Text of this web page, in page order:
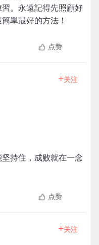
。永遠記得先照顧好
單最好的方法！
点赞
+关注
持住，成败就在一念
点赞
+关注